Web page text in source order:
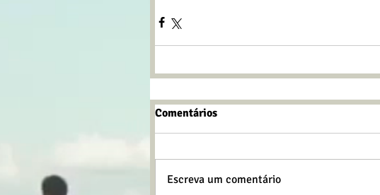
Comentários
Escreva um comentário